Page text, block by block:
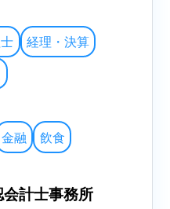
経理・決算
金融 飲食
計士事務所